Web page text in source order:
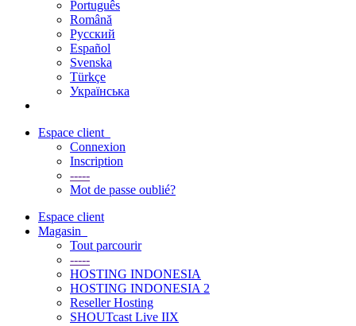
Português
Română
Русский
Español
Svenska
Türkçe
Українська
Espace client
Connexion
Inscription
-----
Mot de passe oublié?
Espace client
Magasin
Tout parcourir
-----
HOSTING INDONESIA
HOSTING INDONESIA 2
Reseller Hosting
SHOUTcast Live IIX